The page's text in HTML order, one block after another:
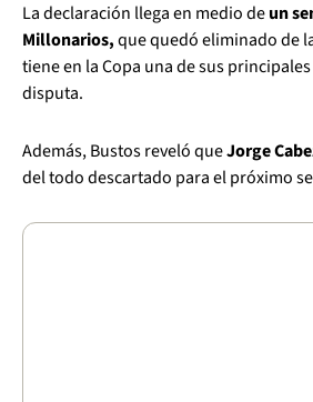
La declaración llega en medio deun
Millonarios,que quedó eliminado de
tiene en la Copa una de sus
disputa.
Además, Bustos reveló queJorge
del todo descartado para el próximo